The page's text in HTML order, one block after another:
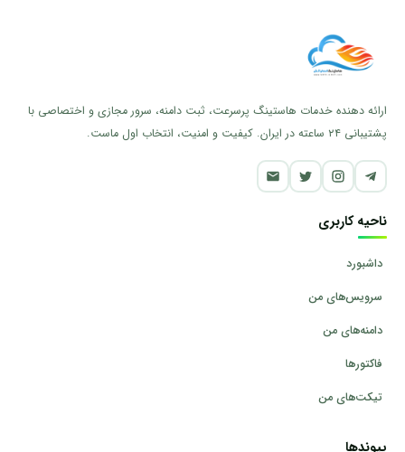
ارائه دهنده خدمات هاستینگ پرسرعت، ثبت دامنه، سرور مجازی و اختصاصی با
پشتیبانی ۲۴ ساعته در ایران. کیفیت و امنیت، انتخاب اول ماست.
ناحیه کاربری
داشبورد
سرویس‌های من
دامنه‌های من
فاکتورها
تیکت‌های من
پیوندها